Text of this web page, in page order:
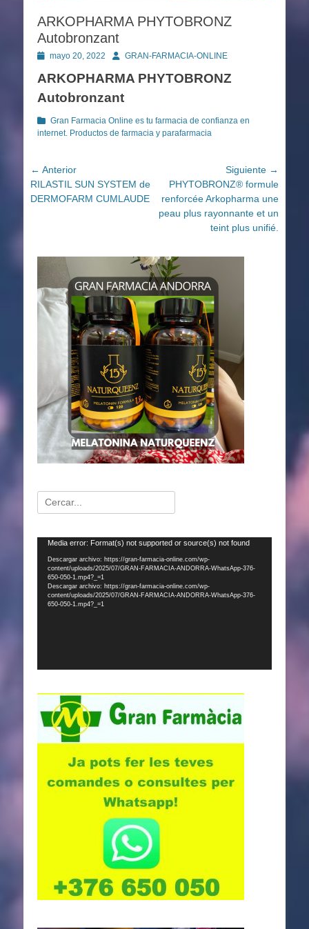
ARKOPHARMA PHYTOBRONZ
Autobronzant
Publicado
mayo 20, 2022 AutorGRAN-FARMACIA-ONLINE
ARKOPHARMA PHYTOBRONZ
Autobronzant
Categorías
Gran Farmacia Online es tu farmacia de confianza en
internet. Productos de farmacia y parafarmacia
Navegación
de
entradas
← Anterior
Entrada
anterior:
RILASTIL SUN SYSTEM de
DERMOFARM CUMLAUDE
Siguiente →
Entrada
siguiente:
PHYTOBRONZ® formule
renforcée Arkopharma une
peau plus rayonnante et un
teint plus unifié.
Buscar:
Reproductor
vídeo
Media error: Format(s) not supported or source(s) not found
Descargar archivo: https://gran-farmacia-online.com/wp-
content/uploads/2025/07/GRAN-FARMACIA-ANDORRA-WhatsApp-376-
650-050-1.mp4?_=1
Descargar archivo: https://gran-farmacia-online.com/wp-
content/uploads/2025/07/GRAN-FARMACIA-ANDORRA-WhatsApp-376-
650-050-1.mp4?_=1